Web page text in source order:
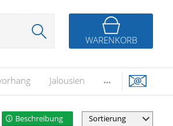
WARENKORB
Jalousien ...
Beschreibung